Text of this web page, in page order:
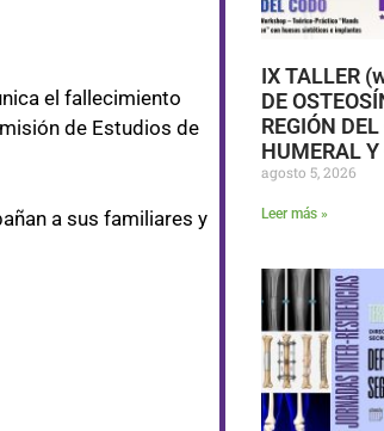
el fallecimiento
de Estudios de
a sus familiares y
IX TALLER
DE
REGIÓN
HUMERAL
agosto 5, 2026
Leer más »